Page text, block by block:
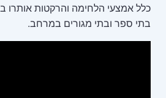
אותרו בקרבת מבנים אזרחיים,